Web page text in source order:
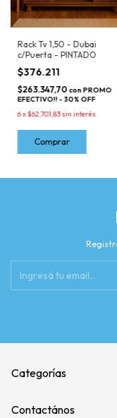
Rack Tv 1,50 - Dubai
c/Puerta - PINTADO
$376.211
$263.347,70 con PROMO
EFECTIVO!! - 30% OFF
6x$62.701,83sin interés
Categorías
Contactános